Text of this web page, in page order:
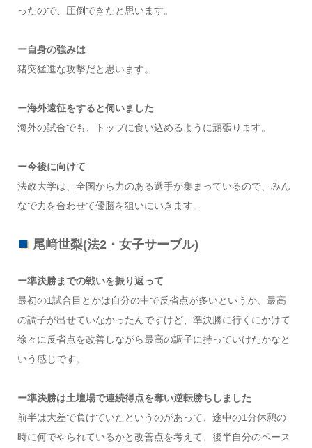
ったので、圧倒できたと思います。
ー自身の強みは
猪突猛進な攻撃だと思います。
ー海外遠征をすると伺いました
海外の試合でも、トップに食い込めるように頑張ります。
ー今後に向けて
法政大学は、全国から力のある選手が集まっているので、みん
なで力を合わせて優勝を狙いにいきます。
尾﨑世梨(法2・女子サーブル)
ー準決勝までの戦いを振り返って
最初の1試合目とかは自分の中で反省点が多いというか、最高
の調子が出せていなかったんですけど、準決勝に行くにかけて
徐々に反省点を改善しながら最高の調子に持っていけたかなと
いう感じです。
ー準決勝は土壇場で連続得点を奪い逆転勝ちしました
前半は大差で負けていたというのがあって、途中の1分休憩の
時に何でやられているかと改善点を考えて、後半自分のペース